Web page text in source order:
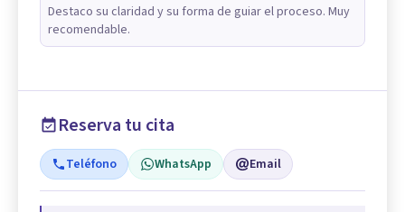
Destaco su claridad y su forma de guiar el proceso. Muy
recomendable.
Reserva tu cita
Teléfono WhatsApp Email